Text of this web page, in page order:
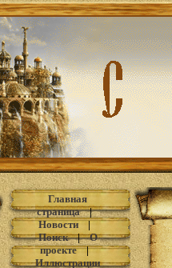
Главная
страница|
Новости|
Поиск|О
проекте|
Иллюстрации